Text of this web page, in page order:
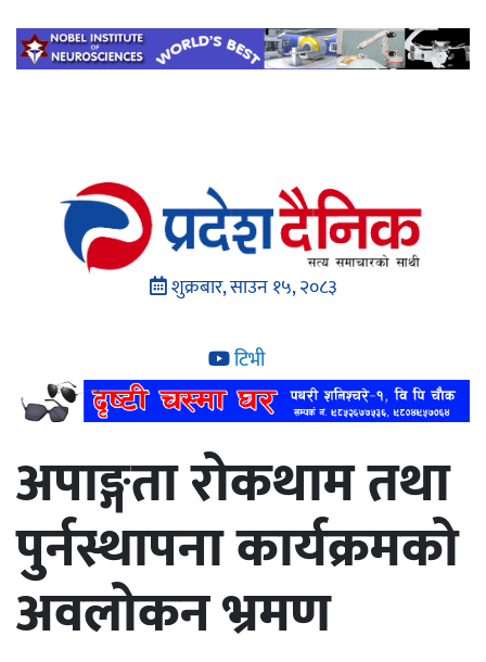
शुक्रबार, साउन १५, २०८३
टिभी
अपाङ्गता रोकथाम तथा
पुर्नस्थापना कार्यक्रमको
अवलोकन भ्रमण